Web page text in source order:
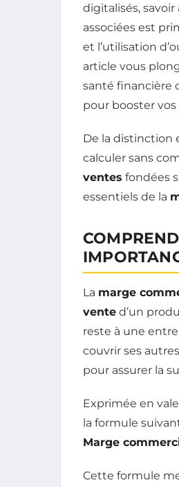
digitalisés, savoir
associées est
et l’utilisation
article vous
santé financière
pour booster
De la distinction
calculer sans
ventes fondées
essentiels de la
La marge
vente d’un
reste à une
couvrir ses
pour assurer la
Exprimée en
la formule
Marge
Cette formule